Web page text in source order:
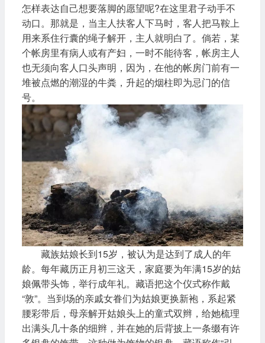
怎样表达自己想要落脚的愿望呢?在这里君子动手不
动口。那就是，当主人扶客人下马时，客人把马鞍上
用来系住行囊的绳子解开，主人就明白了。倘若，某
个帐房里有病人或有产妇，一时不能待客，帐房主人
也无须向客人口头声明，因为，在他的帐房门前有一
堆被点燃的潮湿的牛粪，升起的烟柱即为忌门的信
号。
藏族姑娘长到15岁，被认为是达到了成人的年
龄。每年藏历正月初三这天，家庭要为年满15岁的姑
娘佩带头饰，举行成年礼。藏语把这个仪式称作戴
“敦”。当到场的亲戚女眷们为姑娘更换新袍，系起紧
腰彩带后，母亲解开姑娘头上的童式双辫，给她梳理
出满头几十条的细辫，并在她的后背披上一条缀有许